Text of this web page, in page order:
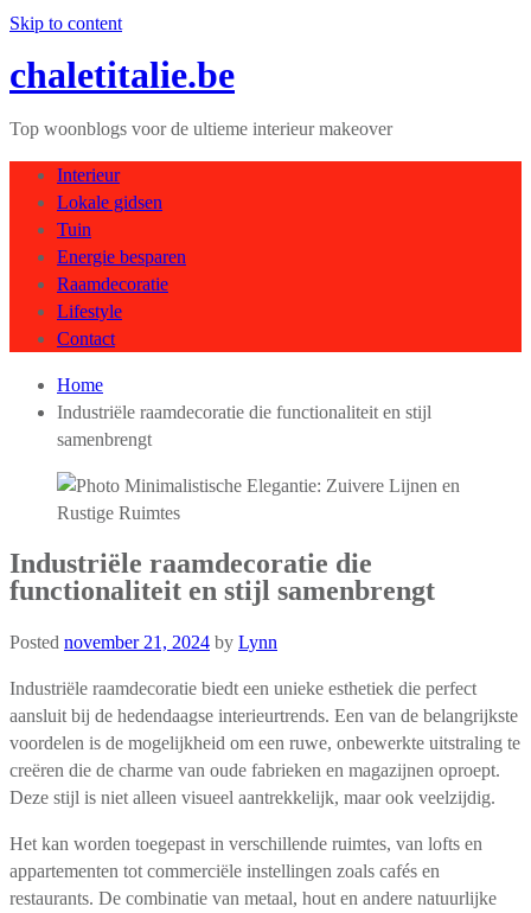
Skip to content
chaletitalie.be
Top woonblogs voor de ultieme interieur makeover
Interieur
Lokale gidsen
Tuin
Energie besparen
Raamdecoratie
Lifestyle
Contact
Home
Industriële raamdecoratie die functionaliteit en stijl
samenbrengt
Industriële raamdecoratie die
functionaliteit en stijl samenbrengt
Posted november 21, 2024 by Lynn
Industriële raamdecoratie biedt een unieke esthetiek die perfect
aansluit bij de hedendaagse interieurtrends. Een van de belangrijkste
voordelen is de mogelijkheid om een ruwe, onbewerkte uitstraling te
creëren die de charme van oude fabrieken en magazijnen oproept.
Deze stijl is niet alleen visueel aantrekkelijk, maar ook veelzijdig.
Het kan worden toegepast in verschillende ruimtes, van lofts en
appartementen tot commerciële instellingen zoals cafés en
restaurants. De combinatie van metaal, hout en andere natuurlijke